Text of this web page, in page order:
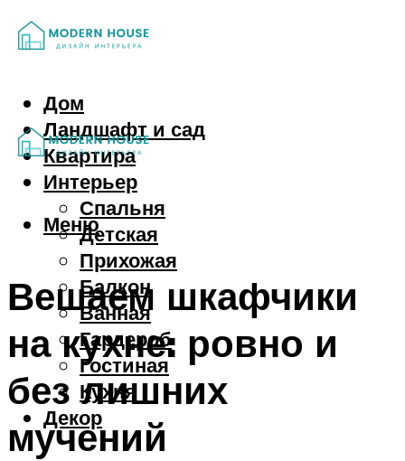
Дом
Ландшафт и сад
Квартира
Интерьер
Спальня
Детская
Прихожая
Балкон
Ванная
Гардероб
Гостиная
Кухня
Декор
Меню
Вешаем шкафчики
на кухне: ровно и
без лишних
мучений